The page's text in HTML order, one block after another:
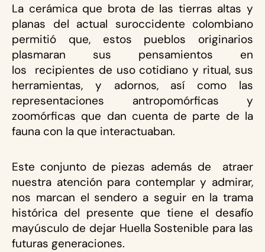
La cerámica que brota de las tierras altas y
planas del actual suroccidente colombiano
permitió que, estos pueblos originarios
plasmaran sus pensamientos en
los recipientes de uso cotidiano y ritual, sus
herramientas, y adornos, así como las
representaciones antropomórficas y
zoomórficas que dan cuenta de parte de la
fauna con la que interactuaban.
Este conjunto de piezas además de atraer
nuestra atención para contemplar y admirar,
nos marcan el sendero a seguir en la trama
histórica del presente que tiene el desafío
mayúsculo de dejar Huella Sostenible para las
futuras generaciones.